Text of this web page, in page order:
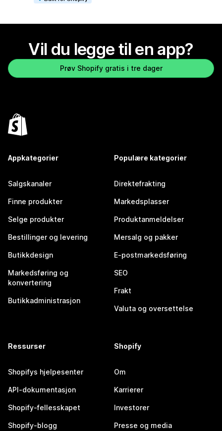
Vil du legge til en app?
Prøv Shopify gratis i tre dager
Appkategorier
Salgskanaler
Finne produkter
Selge produkter
Bestillinger og levering
Butikkdesign
Markedsføring og
konvertering
Butikkadministrasjon
Populære kategorier
Direktefrakting
Markedsplasser
Produktanmeldelser
Mersalg og pakker
E-postmarkedsføring
SEO
Frakt
Valuta og oversettelse
Ressurser
Shopifys hjelpesenter
API-dokumentasjon
Shopify-fellesskapet
Shopify-blogg
Shopify
Om
Karrierer
Investorer
Presse og media